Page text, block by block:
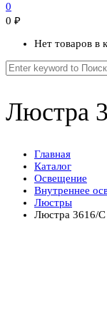
0
0 ₽
Нет товаров в
Люстра
Главная
Каталог
Освещение
Внутреннее
Люстры
Люстра 3616/